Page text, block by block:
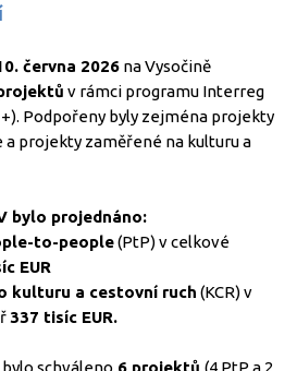
června 2026 na Vysočině
v rámci programu Interreg
Podpořeny byly zejména projekty
projekty zaměřené na kulturu a
bylo projednáno:
to-people(PtP) v celkové
EUR
kulturu a cestovní ruch (KCR) v
337 tisíc EUR.
bylo schváleno 6 projektů (4 PtP a 2